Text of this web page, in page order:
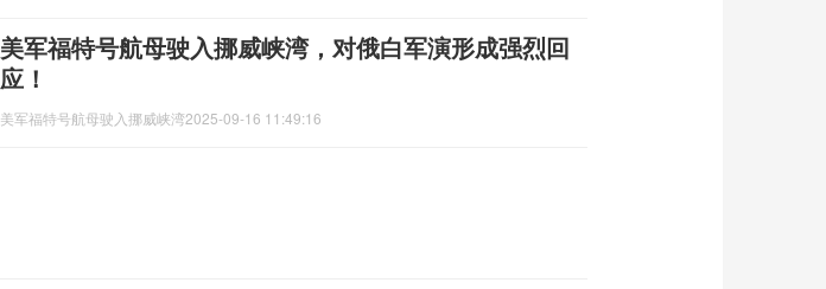
美军福特号航母驶入挪威峡湾，对俄白军演形成强烈回
应！
美军福特号航母驶入挪威峡湾2025-09-16 11:49:16